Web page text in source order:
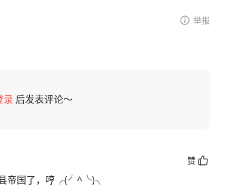
举报
录 后发表评论～
赞
县帝国了，哼╭(╯^╰)╮